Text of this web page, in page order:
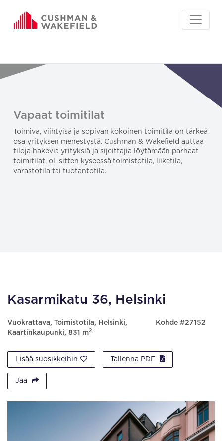
Vapaat toimitilat
Toimiva, viihtyisä ja sopivan kokoinen toimitila on tärkeä
osa yrityksen menestystä. Cushman & Wakefield auttaa
tiloja hakevia yrityksiä ja sijoittajia löytämään parhaat
toimitilat, oli sitten kyseessä toimistotila, liiketila,
varastotila tai tuotantotila.
Kasarmikatu 36, Helsinki
Vuokrattava, Toimistotila, Helsinki,
Kaartinkaupunki, 831 m2
Kohde #27152
Lisää suosikkeihin Tallenna PDF
Jaa